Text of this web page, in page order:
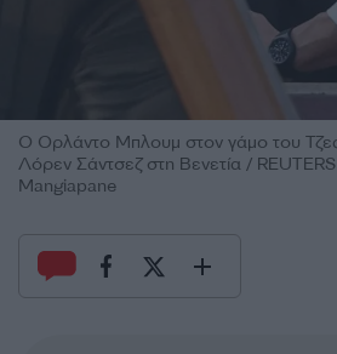
Ο Ορλάντο Μπλουμ στον γάμο του
Λόρεν Σάντσεζ στη Βενετία /
Mangiapane